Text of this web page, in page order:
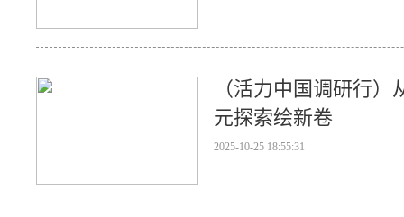
（活力中国调研行
元探索绘新卷
2025-10-25 18:55:31